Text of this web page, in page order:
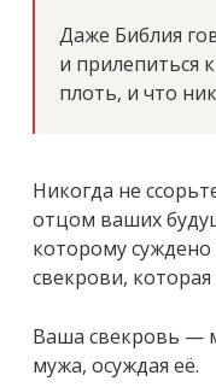
Даже Библия
и прилепиться
плоть, и что
Никогда не
отцом ваших
которому
свекрови, которая
Ваша свекровь —
мужа, осуждая её.